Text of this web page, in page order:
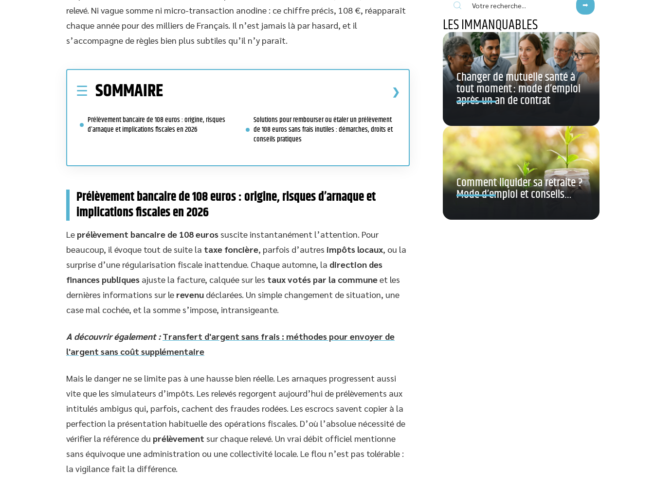
relevé. Ni vague somme ni micro-transaction anodine : ce chiffre précis, 108 €, réapparaît
chaque année pour des milliers de Français. Il n’est jamais là par hasard, et il
s’accompagne de règles bien plus subtiles qu’il n’y paraît.
SOMMAIRE
Prélèvement bancaire de 108 euros : origine, risques
d’arnaque et implications fiscales en 2026
Solutions pour rembourser ou étaler un prélèvement
de 108 euros sans frais inutiles : démarches, droits et
conseils pratiques
Prélèvement bancaire de 108 euros : origine, risques d’arnaque et
implications fiscales en 2026
Le prélèvement bancaire de 108 euros suscite instantanément l’attention. Pour
beaucoup, il évoque tout de suite la taxe foncière, parfois d’autres impôts locaux, ou la
surprise d’une régularisation fiscale inattendue. Chaque automne, la direction des
finances publiques ajuste la facture, calquée sur les taux votés par la communeet les
dernières informations sur le revenu déclarées. Un simple changement de situation, une
case mal cochée, et la somme s’impose, intransigeante.
A découvrir également : Transfert d'argent sans frais : méthodes pour envoyer de
l'argent sans coût supplémentaire
Mais le danger ne se limite pas à une hausse bien réelle. Les arnaques progressent aussi
vite que les simulateurs d’impôts. Les relevés regorgent aujourd’hui de prélèvements aux
intitulés ambigus qui, parfois, cachent des fraudes rodées. Les escrocs savent copier à la
perfection la présentation habituelle des opérations fiscales. D’où l’absolue nécessité de
vérifier la référence du prélèvement sur chaque relevé. Un vrai débit officiel mentionne
sans équivoque une administration ou une collectivité locale. Le flou n’est pas tolérable :
la vigilance fait la différence.
LES IMMANQUABLES
Changer de mutuelle santé à
tout moment : mode d’emploi
après un an de contrat
Comment liquider sa retraite ?
Mode d’emploi et conseils…